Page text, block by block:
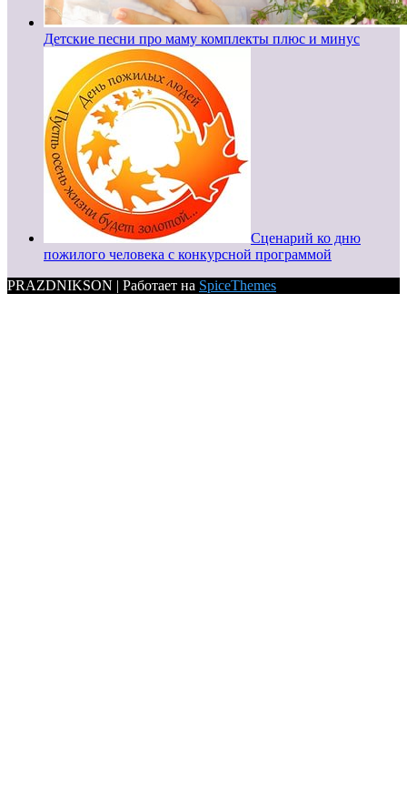
Детские песни про маму комплекты плюс и минус
Сценарий ко дню
пожилого человека с конкурсной программой
PRAZDNIKSON | Работает на SpiceThemes